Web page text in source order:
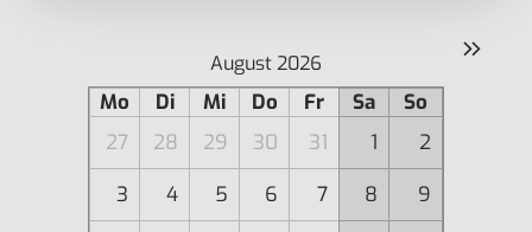
»
August 2026
Mo Di Mi Do Fr Sa
So
27
28 29 30 31 1
2
3
4 5 6 7 8
9